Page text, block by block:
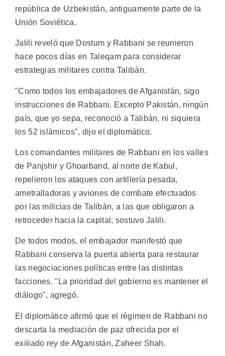
república de Uzbekistán, antiguamente parte de la
Unión Soviética.
Jalili reveló que Dostum y Rabbani se reunieron
hace pocos días en Taleqam para considerar
estrategias militares contra Talibán.
"Como todos los embajadores de Afganistán, sigo
instrucciones de Rabbani. Excepto Pakistán, ningún
país, que yo sepa, reconoció a Talibán, ni siquiera
los 52 islámicos", dijo el diplomático.
Los comandantes militares de Rabbani en los valles
de Panjshir y Ghoarband, al norte de Kabul,
repelieron los ataques con artillería pesada,
ametralladoras y aviones de combate efectuados
por las milicias de Talibán, a las que obligaron a
retroceder hacia la capital, sostuvo Jalili.
De todos modos, el embajador manifestó que
Rabbani conserva la puerta abierta para restaurar
las negociaciones políticas entre las distintas
facciones. "La prioridad del gobierno es mantener el
diálogo", agregó.
El diplomático afirmó que el régimen de Rabbani no
descarta la mediación de paz ofrecida por el
exiliado rey de Afganistán, Zaheer Shah.